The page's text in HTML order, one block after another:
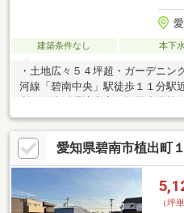
建築条件なし 本下
・土地広々５４坪超・ガーデニン
河線「碧南中央」駅徒歩１１分駅
様を身近に感じられます！・ロー
にお問い合わせ下さい♪
愛知県碧南市植出町
（坪